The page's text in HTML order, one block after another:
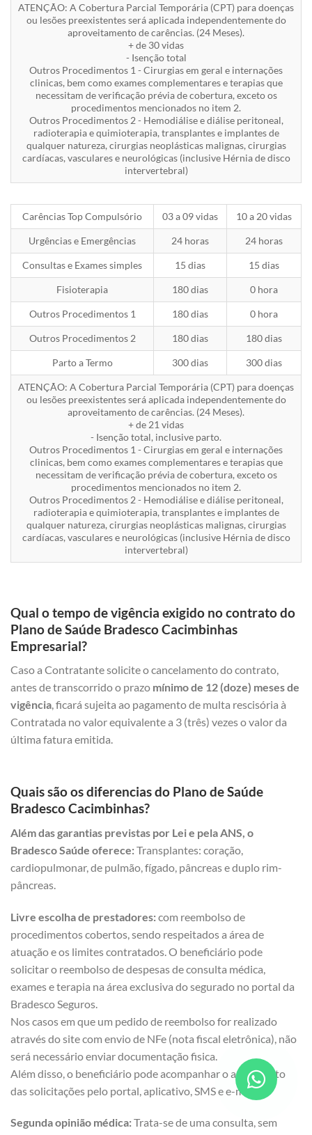
ATENÇÃO: A Cobertura Parcial Temporária (CPT) para doenças
ou lesões preexistentes será aplicada independentemente do
aproveitamento de carências. (24 Meses).
+ de 30 vidas
- Isenção total
Outros Procedimentos 1 - Cirurgias em geral e internações
clinicas, bem como exames complementares e terapias que
necessitam de verificação prévia de cobertura, exceto os
procedimentos mencionados no item 2.
Outros Procedimentos 2 - Hemodiálise e diálise peritoneal,
radioterapia e quimioterapia, transplantes e implantes de
qualquer natureza, cirurgias neoplásticas malignas, cirurgias
cardíacas, vasculares e neurológicas (inclusive Hérnia de disco
intervertebral)
Carências Top Compulsório 03 a 09 vidas 10 a 20 vidas
Urgências e Emergências 24 horas 24 horas
Consultas e Exames simples 15 dias 15 dias
Fisioterapia 180 dias 0 hora
Outros Procedimentos 1 180 dias 0 hora
Outros Procedimentos 2 180 dias 180 dias
Parto a Termo 300 dias 300 dias
ATENÇÃO: A Cobertura Parcial Temporária (CPT) para doenças
ou lesões preexistentes será aplicada independentemente do
aproveitamento de carências. (24 Meses).
+ de 21 vidas
- Isenção total, inclusive parto.
Outros Procedimentos 1 - Cirurgias em geral e internações
clinicas, bem como exames complementares e terapias que
necessitam de verificação prévia de cobertura, exceto os
procedimentos mencionados no item 2.
Outros Procedimentos 2 - Hemodiálise e diálise peritoneal,
radioterapia e quimioterapia, transplantes e implantes de
qualquer natureza, cirurgias neoplásticas malignas, cirurgias
cardíacas, vasculares e neurológicas (inclusive Hérnia de disco
intervertebral)
Qual o tempo de vigência exigido no contrato do
Plano de Saúde Bradesco Cacimbinhas
Empresarial?
Caso a Contratante solicite o cancelamento do contrato,
antes de transcorrido o prazo mínimo de 12 (doze) meses de
vigência, ficará sujeita ao pagamento de multa rescisória à
Contratada no valor equivalente a 3 (três) vezes o valor da
última fatura emitida.
Quais são os diferencias do Plano de Saúde
Bradesco Cacimbinhas?
Além das garantias previstas por Lei e pela ANS, o
Bradesco Saúde oferece:Transplantes: coração,
cardiopulmonar, de pulmão, fígado, pâncreas e duplo rim-
pâncreas.
Livre escolha de prestadores:com reembolso de
procedimentos cobertos, sendo respeitados a área de
atuação e os limites contratados. O beneficiário pode
solicitar o reembolso de despesas de consulta médica,
exames e terapia na área exclusiva do segurado no portal da
Bradesco Seguros.
Nos casos em que um pedido de reembolso for realizado
através do site com envio de NFe (nota fiscal eletrônica), não
será necessário enviar documentação fisica.
Além disso, o beneficiário pode acompanhar o andamento
das solicitações pelo portal, aplicativo, SMS e e-mail.
Segunda opinião médica:Trata-se de uma consulta, sem